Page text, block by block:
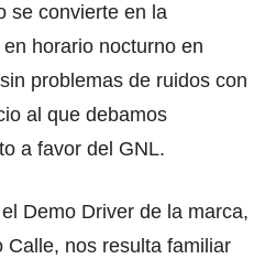
se convierte en la
horario nocturno en
problemas de ruidos con
al que debamos
a favor del GNL.
Demo Driver de la marca,
Calle, nos resulta familiar